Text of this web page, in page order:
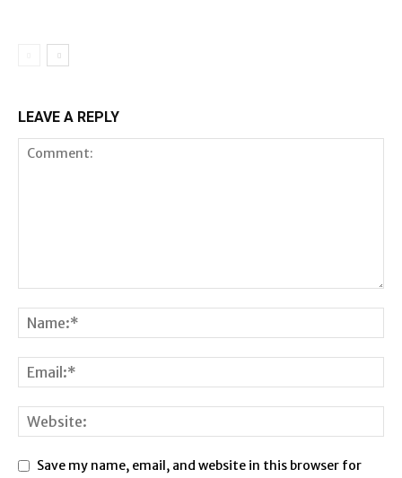
LEAVE A REPLY
Save my name, email, and website in this browser for